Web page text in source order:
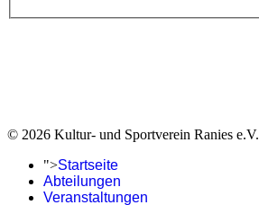
© 2026 Kultur- und Sportverein Ranies e.V.
">Startseite
Abteilungen
Veranstaltungen